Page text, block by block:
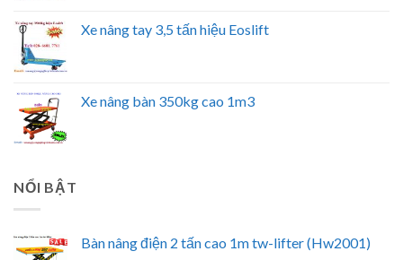
Xe nâng tay 3,5 tấn hiệu Eoslift
Xe nâng bàn 350kg cao 1m3
NỔI BẬT
Bàn nâng điện 2 tấn cao 1m tw-lifter (Hw2001)